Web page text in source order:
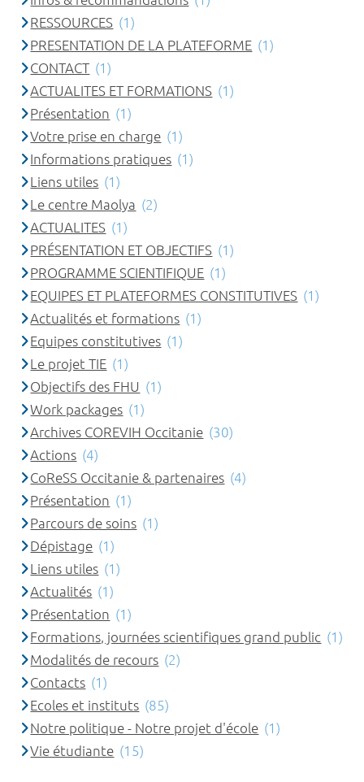
RESSOURCES (1)
PRESENTATION DE LA PLATEFORME (1)
CONTACT (1)
ACTUALITES ET FORMATIONS (1)
Présentation (1)
Votre prise en charge (1)
Informations pratiques (1)
Liens utiles (1)
Le centre Maolya (2)
ACTUALITES (1)
PRÉSENTATION ET OBJECTIFS (1)
PROGRAMME SCIENTIFIQUE (1)
EQUIPES ET PLATEFORMES CONSTITUTIVES (1)
Actualités et formations (1)
Equipes constitutives (1)
Le projet TIE (1)
Objectifs des FHU (1)
Work packages (1)
Archives COREVIH Occitanie (30)
Actions (4)
CoReSS Occitanie & partenaires (4)
Présentation (1)
Parcours de soins (1)
Dépistage (1)
Liens utiles (1)
Actualités (1)
Présentation (1)
Formations, journées scientifiques grand public (1)
Modalités de recours (2)
Contacts (1)
Ecoles et instituts (85)
Notre politique - Notre projet d'école (1)
Vie étudiante (15)